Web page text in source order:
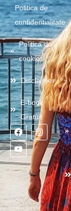
Politica de
confidentialitate
Politica de
cookies
Disclaimer
E-book
Gratuit